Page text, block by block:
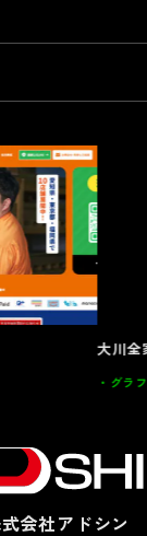
DM･カード類･POP 家具
会社アドシン